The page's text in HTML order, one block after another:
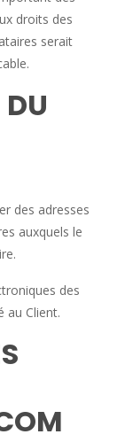
droits des
serait
des adresses
auxquels le
des
au Client.